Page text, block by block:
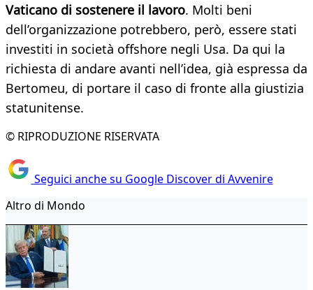
Vaticano di sostenere il lavoro. Molti beni
dell’organizzazione potrebbero, però, essere stati
investiti in società offshore negli Usa. Da qui la
richiesta di andare avanti nell’idea, già espressa da
Bertomeu, di portare il caso di fronte alla giustizia
statunitense.
© RIPRODUZIONE RISERVATA
Seguici anche su Google Discover di Avvenire
Altro di Mondo